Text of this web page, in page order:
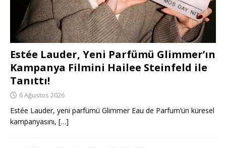
Estée Lauder, Yeni Parfümü Glimmer’ın
Kampanya Filmini Hailee Steinfeld ile
Tanıttı!
6 Ağustos 2026
Estée Lauder, yeni parfümü Glimmer Eau de Parfum’ün küresel
kampanyasını, […]